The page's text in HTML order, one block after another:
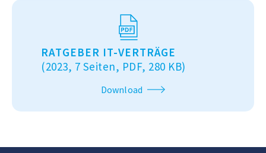
RATGEBER IT-VERTRÄGE
(2023, 7 Seiten, PDF, 280 KB)
Download